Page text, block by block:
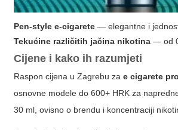
Pen-style e-cigarete — elegantne i
Tekućine različitih jačina nikotina — od
Cijene i kako ih razumjeti
Raspon cijena u Zagrebu zae cigarete
osnovne modele do 600+ HRK za
30 ml, ovisno o brendu i koncentraciji